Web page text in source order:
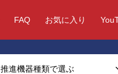
FAQ お気に入り
推進機器種類で選ぶ